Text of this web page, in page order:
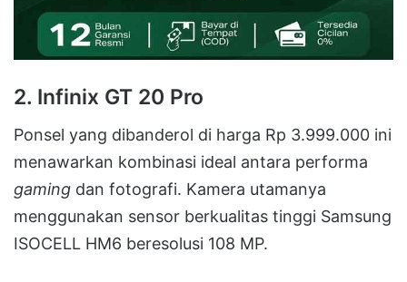
2. Infinix GT 20 Pro
Ponsel yang dibanderol di harga Rp 3.999.000 ini
menawarkan kombinasi ideal antara performa
gaming dan fotografi. Kamera utamanya
menggunakan sensor berkualitas tinggi Samsung
ISOCELL HM6 beresolusi 108 MP.